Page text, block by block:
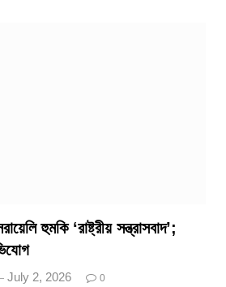
হুমকি ‘রাষ্ট্রীয় সন্ত্রাসবাদ’;
July 2, 2026 0